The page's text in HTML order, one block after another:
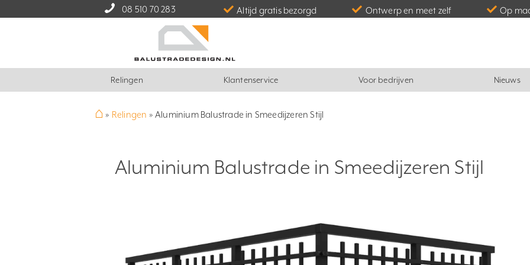
08 510 70 283 Altijd gratis bezorgd Ontwerp en meet zelf Op
Relingen Klantenservice Voor bedrijven Nieuws
⌂ » Relingen »Aluminium Balustrade in Smeedijzeren Stijl
Aluminium Balustrade in Smeedijzeren Stijl